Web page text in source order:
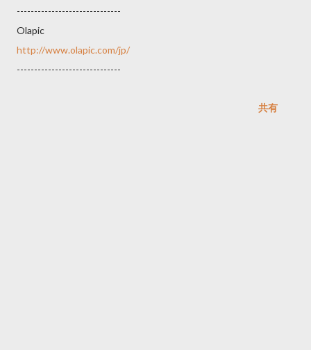
------------------------------
Olapic
http://www.olapic.com/jp/
------------------------------
共有